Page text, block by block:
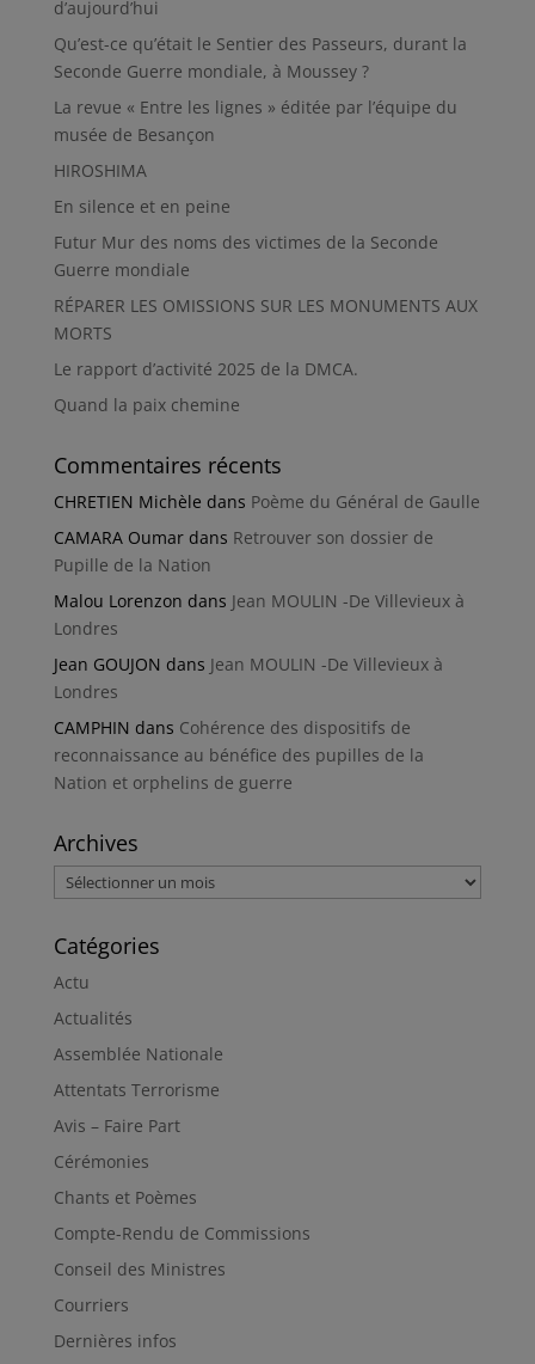
d’aujourd’hui
Qu’est-ce qu’était le Sentier des Passeurs, durant la
Seconde Guerre mondiale, à Moussey ?
La revue « Entre les lignes » éditée par l’équipe du
musée de Besançon
HIROSHIMA
En silence et en peine
Futur Mur des noms des victimes de la Seconde
Guerre mondiale
RÉPARER LES OMISSIONS SUR LES MONUMENTS AUX
MORTS
Le rapport d’activité 2025 de la DMCA.
Quand la paix chemine
Commentaires récents
CHRETIEN Michèle dans Poème du Général de Gaulle
CAMARA Oumardans Retrouver son dossier de
Pupille de la Nation
Malou Lorenzon dans Jean MOULIN -De Villevieux à
Londres
Jean GOUJON dans Jean MOULIN -De Villevieux à
Londres
CAMPHIN dans Cohérence des dispositifs de
reconnaissance au bénéfice des pupilles de la
Nation et orphelins de guerre
Archives
Archives
Catégories
Actu
Actualités
Assemblée Nationale
Attentats Terrorisme
Avis – Faire Part
Cérémonies
Chants et Poèmes
Compte-Rendu de Commissions
Conseil des Ministres
Courriers
Dernières infos